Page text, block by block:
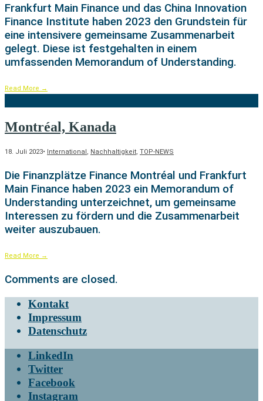
Frankfurt Main Finance und das China Innovation
Finance Institute haben 2023 den Grundstein für
eine intensivere gemeinsame Zusammenarbeit
gelegt. Diese ist festgehalten in einem
umfassenden Memorandum of Understanding.
Read More →
Montréal, Kanada
18. Juli 2023• International Nachhaltigkeit TOP-NEWS
Die Finanzplätze Finance Montréal und Frankfurt
Main Finance haben 2023 ein Memorandum of
Understanding unterzeichnet, um gemeinsame
Interessen zu fördern und die Zusammenarbeit
weiter auszubauen.
Read More →
Comments are closed.
Kontakt
Impressum
Datenschutz
LinkedIn
Twitter
Facebook
Instagram